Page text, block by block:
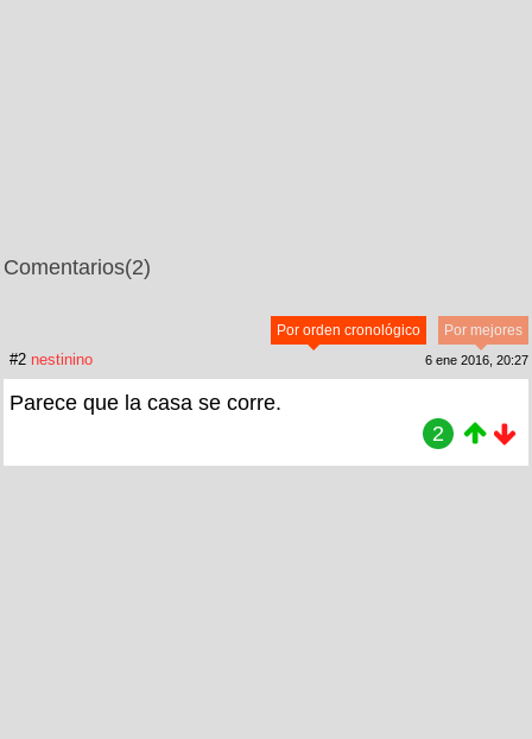
Comentarios(2)
Por mejores
Por orden cronológico
#2 nestinino 6 ene 2016, 20:27
Parece que la casa se corre.
2